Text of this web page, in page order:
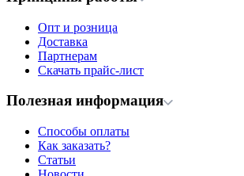
Опт и розница
Доставка
Партнерам
Скачать прайс-лист
Полезная информация
Способы оплаты
Как заказать?
Статьи